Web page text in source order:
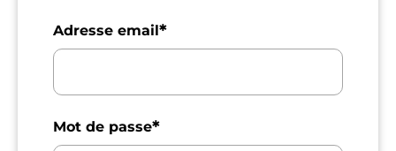
Adresse email*
Mot de passe*